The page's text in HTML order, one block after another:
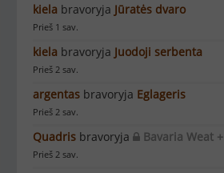
kiela bravoryja Jūratės dvaro
Prieš 1 sav.
kiela bravoryja Juodoji serbenta
Prieš 2 sav.
argentas bravoryja Eglageris
Prieš 2 sav.
Quadris bravoryja Bavaria Weat +
Prieš 2 sav.